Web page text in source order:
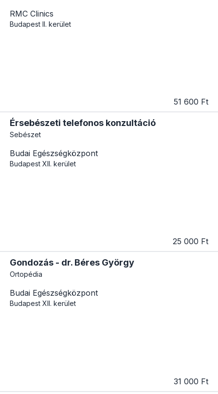
RMC Clinics
Budapest II. kerület
51 600 Ft
Érsebészeti telefonos konzultáció
Sebészet
Budai Egészségközpont
Budapest XII. kerület
25 000 Ft
Gondozás - dr. Béres György
Ortopédia
Budai Egészségközpont
Budapest XII. kerület
31 000 Ft